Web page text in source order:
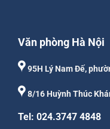
Văn phòng Hà Nội
95H Lý Nam Đế,
8/16 Huỳnh Thúc
Tel: 024.3747 4848